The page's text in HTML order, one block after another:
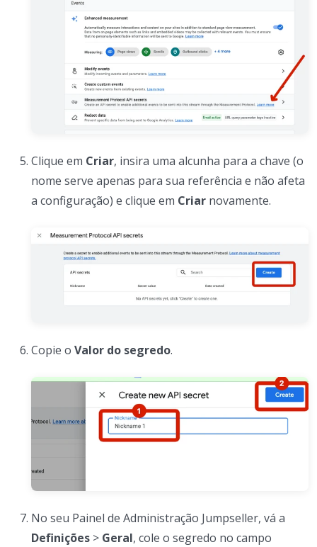
Clique em Criar, insira uma alcunha para a chave (o
nome serve apenas para sua referência e não afeta
a configuração) e clique em Criar novamente.
Copie o Valor do segredo.
No seu Painel de Administração Jumpseller, vá a
Definições > Geral, cole o segredo no campo